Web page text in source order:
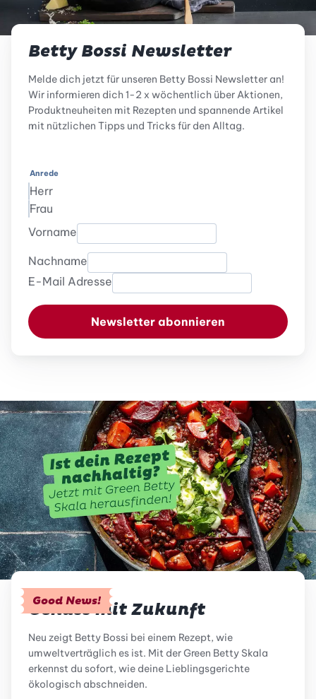
Betty Bossi Newsletter
Melde dich jetzt für unseren Betty Bossi Newsletter an!
Wir informieren dich 1-2 x wöchentlich über Aktionen,
Produktneuheiten mit Rezepten und spannende Artikel
mit nützlichen Tipps und Tricks für den Alltag.
Anrede
Herr
Frau
Vorname
Nachname
E-Mail Adresse
Newsletter abonnieren
Good News!
Genuss mit Zukunft
Neu zeigt Betty Bossi bei einem Rezept, wie
umweltverträglich es ist. Mit der Green Betty Skala
erkennst du sofort, wie deine Lieblingsgerichte
ökologisch abschneiden.